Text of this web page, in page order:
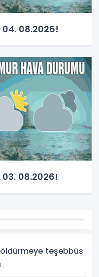
08.2026!
08.2026!
teşebbüs